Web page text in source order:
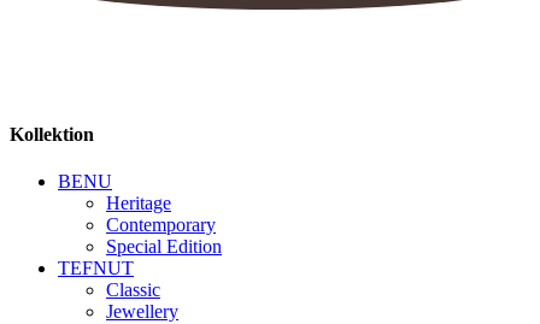
Kollektion
BENU
Heritage
Contemporary
Special Edition
TEFNUT
Classic
Jewellery